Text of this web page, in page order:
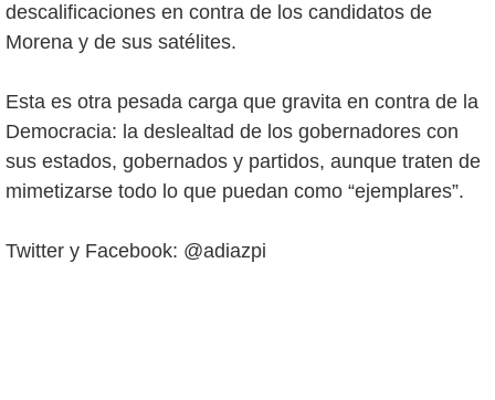
descalificaciones en contra de los candidatos de
Morena y de sus satélites.
Esta es otra pesada carga que gravita en contra de la
Democracia: la deslealtad de los gobernadores con
sus estados, gobernados y partidos, aunque traten de
mimetizarse todo lo que puedan como “ejemplares”.
Twitter y Facebook: @adiazpi